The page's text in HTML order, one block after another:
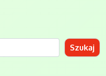
Szukaj